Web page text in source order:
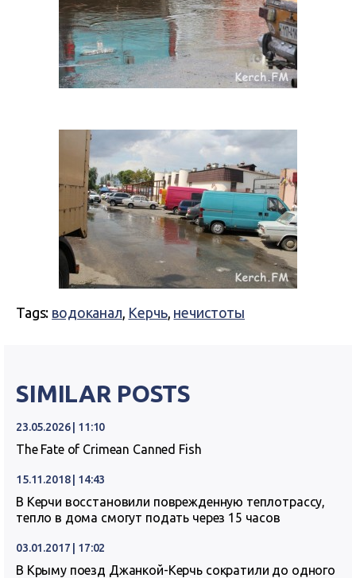
Tags: водоканал, Керчь, нечистоты
SIMILAR POSTS
23.05.2026 | 11:10
The Fate of Crimean Canned Fish
15.11.2018 | 14:43
В Керчи восстановили поврежденную теплотрассу,
тепло в дома смогут подать через 15 часов
03.01.2017 | 17:02
В Крыму поезд Джанкой-Керчь сократили до одного